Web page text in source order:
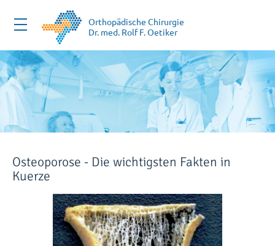
Inhalt
springen
Orthopädische Chirurgie
Dr. med. Rolf F. Oetiker
Osteoporose - Die wichtigsten Fakten in
Kuerze